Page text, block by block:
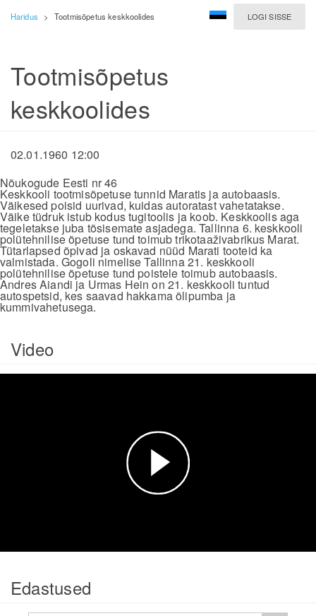
LOGI SISSE
Haridus > Tootmisõpetus keskkoolides
Tootmisõpetus
keskkoolides
02.01.1960 12:00
Nõukogude Eesti nr 46
Keskkooli tootmisõpetuse tunnid Maratis ja autobaasis.
Väikesed poisid uurivad, kuidas autoratast vahetatakse.
Väike tüdruk istub kodus tugitoolis ja koob. Keskkoolis aga
tegeletakse juba tõsisemate asjadega. Tallinna 6. keskkooli
polütehnilise õpetuse tund toimub trikotaaživabrikus Marat.
Tütarlapsed õpivad ja oskavad nüüd Marati tooteid ka
valmistada. Gogoli nimelise Tallinna 21. keskkooli
polütehnilise õpetuse tund poistele toimub autobaasis.
Andres Aiandi ja Urmas Hein on 21. keskkooli tuntud
autospetsid, kes saavad hakkama õlipumba ja
kummivahetusega.
Video
Esita
Edastused